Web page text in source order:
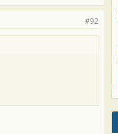
#92